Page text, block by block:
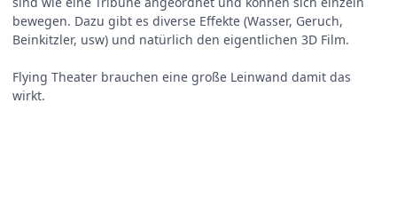
bewegen. Dazu gibt es diverse Effekte (Wasser, Geruch,
Beinkitzler, usw) und natürlich den eigentlichen 3D Film.
Flying Theater brauchen eine große Leinwand damit das
wirkt.